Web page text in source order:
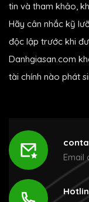
tin và tham khảo,
Hãy cân nhắc kỹ
độc lập trước khi
Danhgiasan.com
tài chính nào phát
Email